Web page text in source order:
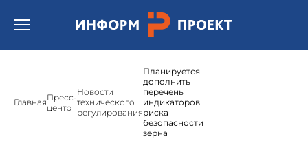
Открыть бургер меню.
ГлавнаяПресс-
центр
Новости
технического
регулирования
Планируется
дополнить
перечень
индикаторов
риска
безопасности
зерна